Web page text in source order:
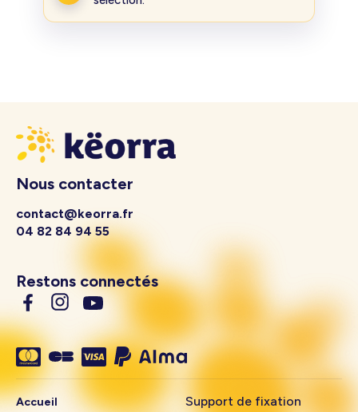
Nous contacter
contact@keorra.fr
04 82 84 94 55
Restons connectés
Accueil Support de fixation